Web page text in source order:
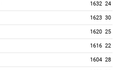
1632 24
1623 30
1620 25
1616 22
1604 28